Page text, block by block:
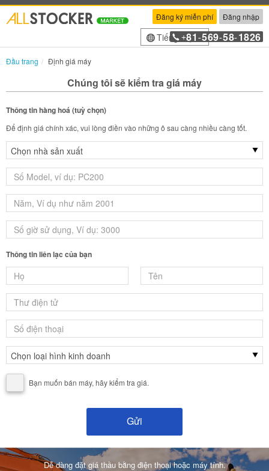
Đăng ký miễn phí Đăng nhập
Tiếng Việt
+81 -569-58-1826
Đầu trang Định giá máy
Chúng tôi sẽ kiểm tra giá máy
Thông tin hàng hoá (tuỳ chọn)
Để định giá chính xác, vui lòng điền vào những ô sau càng nhiều càng tốt.
Thông tin liên lạc của bạn
Bạn muốn bán máy, hãy kiểm tra giá.
Dễ dàng đặt giá thầu bằng điện thoại hoặc máy tính.